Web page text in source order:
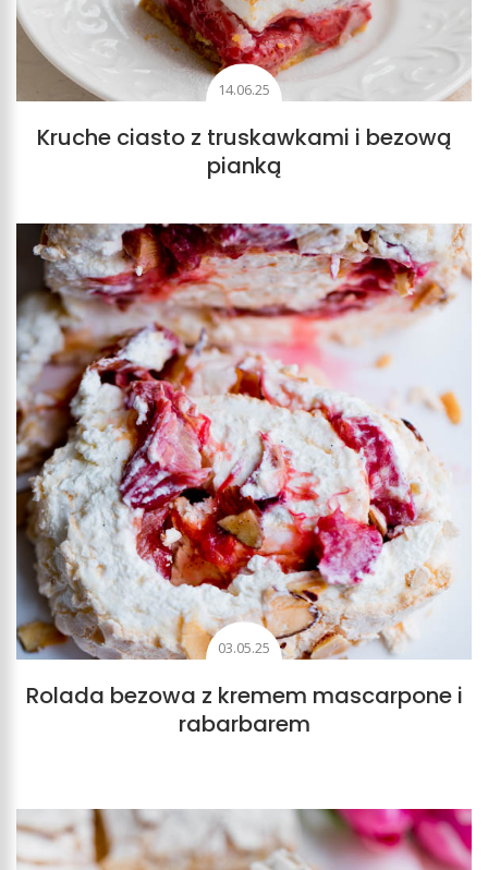
14.06.25
Kruche ciasto z truskawkami i bezową
pianką
03.05.25
Rolada bezowa z kremem mascarpone i
rabarbarem